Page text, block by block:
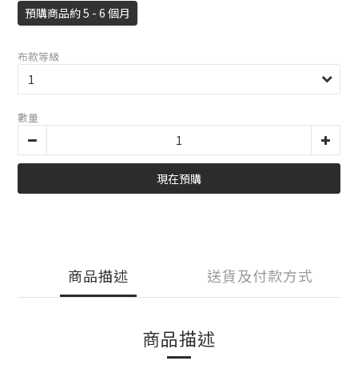
預購商品約 5 - 6 個月
布款等級
數量
現在預購
商品描述 送貨及付款方式
商品描述